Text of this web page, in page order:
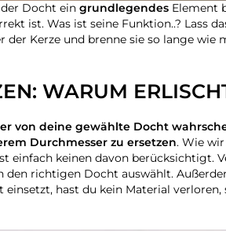
Docht ein grundlegendes Element
ist. Was ist seine Funktion..? Lass
der Kerze und brenne sie so lange wie
WARUM
von deine gewählte Docht
Durchmesser zu ersetzen. Wie
einfach keinen davon berücksichtigt.
richtigen Docht auswählt.
hast du kein Material